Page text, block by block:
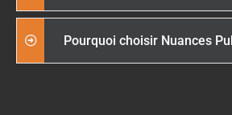
Pourquoi choisir Nuances